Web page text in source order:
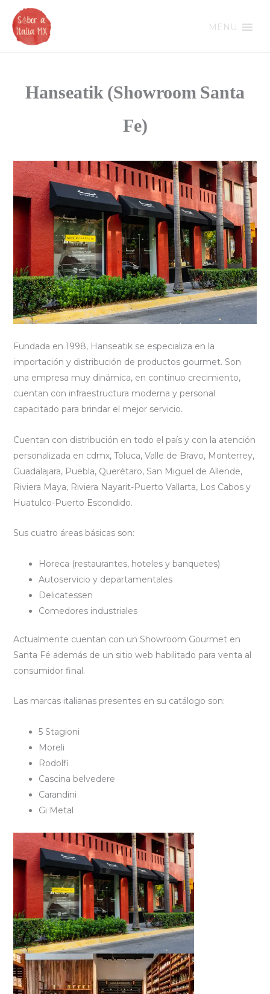
contenido
MENU
Hanseatik (Showroom Santa
Fe)
Fundada en 1998, Hanseatik se especializa en la
importación y distribución de productos gourmet. Son
una empresa muy dinámica, en continuo crecimiento,
cuentan con infraestructura moderna y personal
capacitado para brindar el mejor servicio.
Cuentan con distribución en todo el país y con la atención
personalizada en cdmx, Toluca, Valle de Bravo, Monterrey,
Guadalajara, Puebla, Querétaro, San Miguel de Allende,
Riviera Maya, Riviera Nayarit-Puerto Vallarta, Los Cabos y
Huatulco-Puerto Escondido.
Sus cuatro áreas básicas son:
Horeca (restaurantes, hoteles y banquetes)
Autoservicio y departamentales
Delicatessen
Comedores industriales
Actualmente cuentan con un Showroom Gourmet en
Santa Fé además de un sitio web habilitado para venta al
consumidor final.
Las marcas italianas presentes en su catálogo son:
5 Stagioni
Moreli
Rodolfi
Cascina belvedere
Carandini
Gi Metal